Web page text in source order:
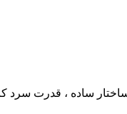
ساده ، قدرت